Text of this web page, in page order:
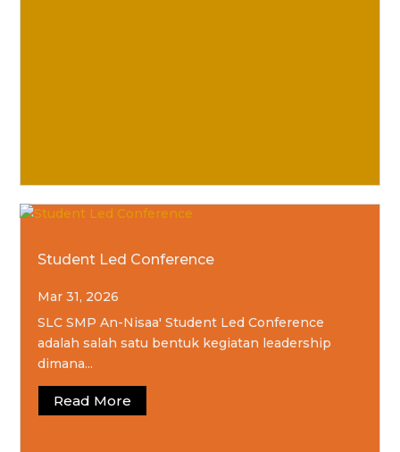
Student Led Conference
Mar 31, 2026
SLC SMP An-Nisaa' Student Led Conference
adalah salah satu bentuk kegiatan leadership
dimana...
Read More